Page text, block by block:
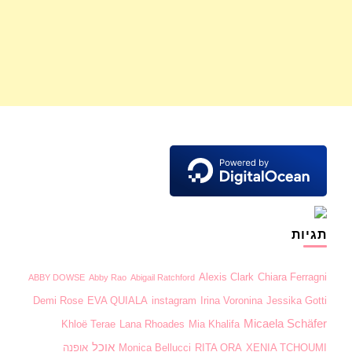
תגיות
ABBY DOWSE Abby Rao Abigail Ratchford Alexis Clark Chiara Ferragni
Demi Rose EVA QUIALA instagram Irina Voronina Jessika Gotti
Khloë Terae Lana Rhoades Mia Khalifa Micaela Schäfer
Monica Bellucci RITA ORA XENIA TCHOUMI אוכל אופנה